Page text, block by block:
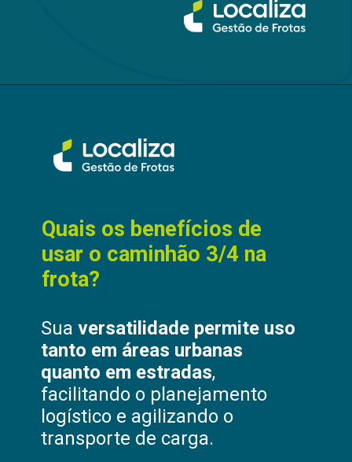
Sua versatilidade permite uso
tanto em áreas urbanas
quanto em estradas,
facilitando o planejamento
logístico e agilizando o
transporte de carga.
Quais os benefícios de
usar o caminhão 3/4 na
frota?